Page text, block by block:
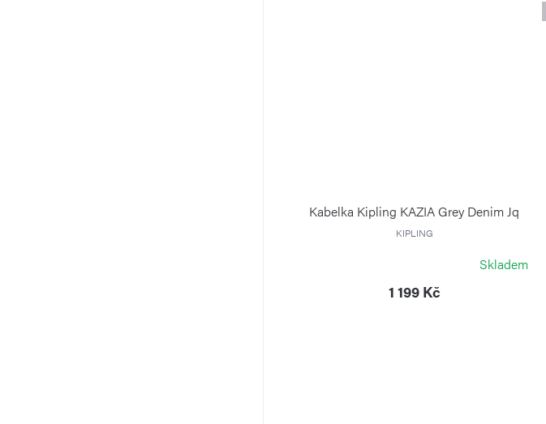
Kabelka Kipling KAZIA Grey Denim Jq
KIPLING
Skladem
1 199 Kč